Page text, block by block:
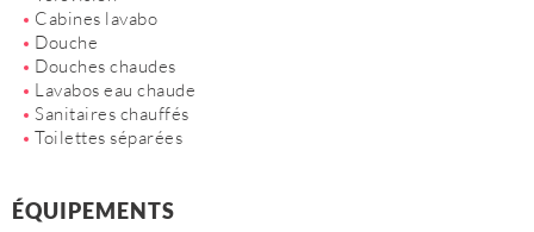
Cabines lavabo
Douche
Douches chaudes
Lavabos eau chaude
Sanitaires chauffés
Toilettes séparées
ÉQUIPEMENTS